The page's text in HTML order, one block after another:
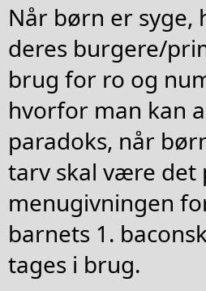
Når børn er
deres burgere/
brug for ro og
hvorfor man kan
paradoks, når
tarv skal være det
menugivningen
barnets 1.
tages i brug.